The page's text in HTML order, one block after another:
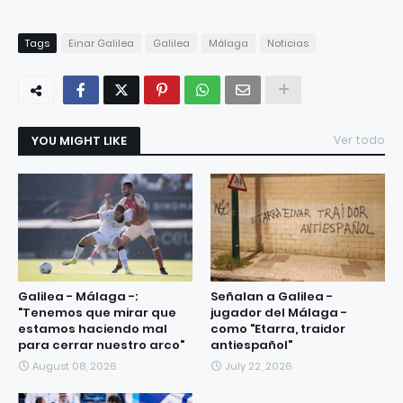
Tags Einar Galilea Galilea Málaga Noticias
YOU MIGHT LIKE Ver todo
Galilea - Málaga -:
"Tenemos que mirar que
estamos haciendo mal
para cerrar nuestro arco"
August 08, 2026
Señalan a Galilea -
jugador del Málaga -
como "Etarra, traidor
antiespañol"
July 22, 2026